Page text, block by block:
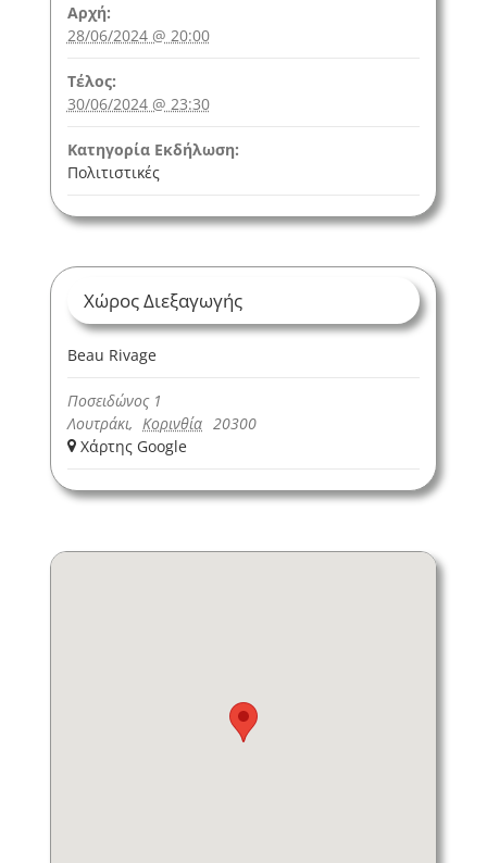
Αρχή:
28/06/2024 @ 20:00
Τέλος:
30/06/2024 @ 23:30
Κατηγορία Εκδήλωση:
Πολιτιστικές
Χώρος Διεξαγωγής
Beau Rivage
Ποσειδώνος 1
Λουτράκι, Κορινθία 20300
+ Χάρτης Google